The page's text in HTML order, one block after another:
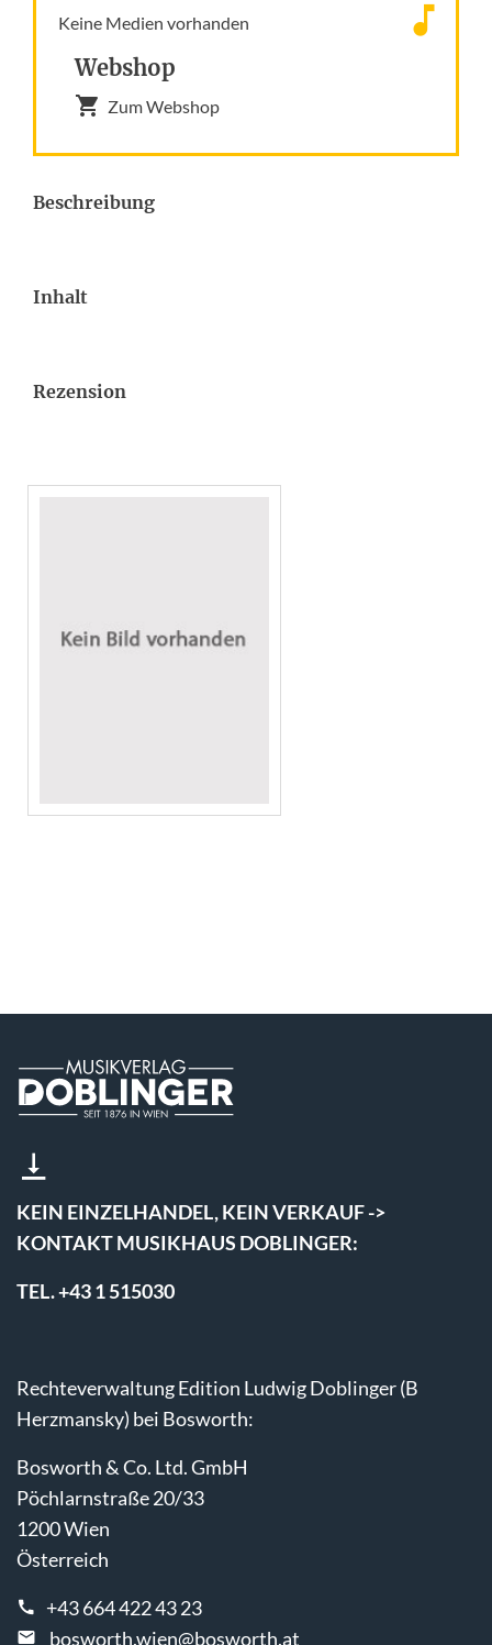
Keine Medien vorhanden
Webshop
Zum Webshop
Beschreibung
Inhalt
Rezension
KEIN EINZELHANDEL, KEIN VERKAUF ->
KONTAKT MUSIKHAUS DOBLINGER:
TEL. +43 1 515030
Rechteverwaltung Edition Ludwig Doblinger (B
Herzmansky) bei Bosworth:
Bosworth & Co. Ltd. GmbH
Pöchlarnstraße 20/33
1200 Wien
Österreich
+43 664 422 43 23
bosworth.wien@bosworth.at